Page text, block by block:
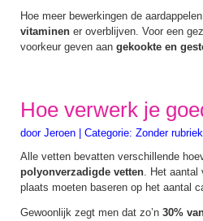
Hoe meer bewerkingen de
vitaminen er overblijven. Voor een
voorkeur geven aan gekookte en
Hoe verwerk je
door Jeroen Categorie: Zonder rubriek
Alle vetten bevatten verschillende
polyonverzadigde vetten. Het aantal
plaats moeten baseren op het aantal
Gewoonlijk zegt men dat zo’n 30%